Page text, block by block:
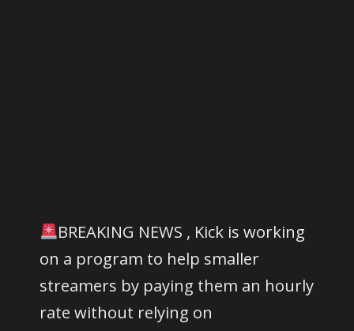
BREAKING NEWS , Kick is working
on a program to help smaller
streamers by paying them an hourly
rate without relying on